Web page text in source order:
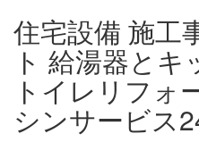
住宅設備 施工
ト 給湯器とキ
トイレリフォ
シンサービス